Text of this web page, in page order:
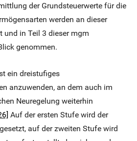
der Grundsteuerwerte für die
werden an dieser
und in Teil 3 dieser mgm
genommen.
ein dreistufiges
anzuwenden, an dem auch im
Neuregelung weiterhin
Auf der ersten Stufe wird der
auf der zweiten Stufe wird